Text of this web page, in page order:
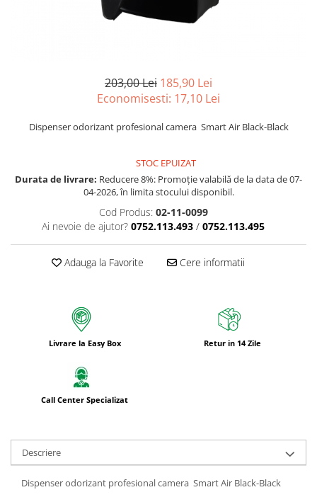
Vopsea pentru articole textile si
Lavete si seturi lavete
Bureti pentru vase si bucatarie
Saci si manusi menaj, folii
alimentare si hartie de copt
Mopuri,seturi cu mop si accesorii
Maturi,farase si galeti simple/cu
Raclete si perii diverse suprafete
Articole si accesorii pentru baie si
zona sanitara
Accesorii pentru casa
Articole menaj BACTERIA STOP
Articole menaj ECO NATURAL si
materiale reciclate
203,00 Lei 185,90 Lei
Economisesti: 17,10 Lei
Dispenser odorizant profesional camera Smart Air Black-Black
STOC EPUIZAT
Durata de livrare: Reducere 8%: Promoție valabilă de la data de 07-
04-2026, în limita stocului disponibil.
Cod Produs: 02-11-0099
Ai nevoie de ajutor? 0752.113.493 / 0752.113.495
Adauga la Favorite Cere informatii
Livrare la Easy Box Retur in 14 Zile
Call Center Specializat
Descriere
Dispenser odorizant profesional camera Smart Air Black-Black